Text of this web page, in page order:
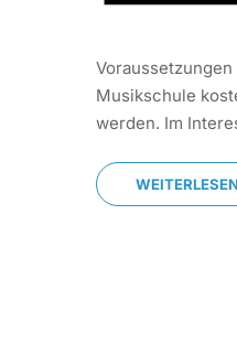
Musikschule
werden. Im